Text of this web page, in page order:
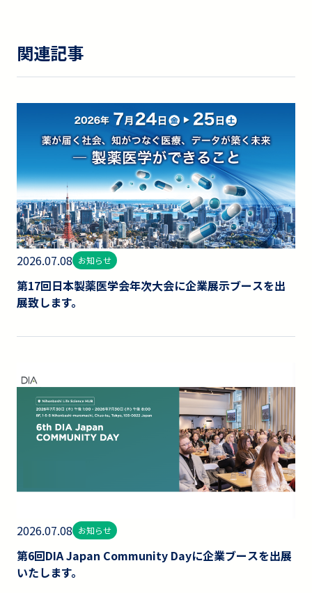
関連記事
2026.07.08 お知らせ
第17回日本製薬医学会年次大会に企業展示ブースを出
展致します。
2026.07.08 お知らせ
第6回DIA Japan Community Dayに企業ブースを出展
いたします。